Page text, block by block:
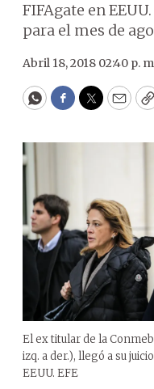
FIFAgate en
para el mes de
Abril 18, 2018 02:40 p.
WhatsApp
Facebook
Twitter
El ex titular de la
izq. a der.), llegó a su
EEUU. EFE